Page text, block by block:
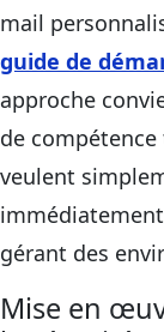
mail
guide de
approche
de
veulent
gérant des
Mise en